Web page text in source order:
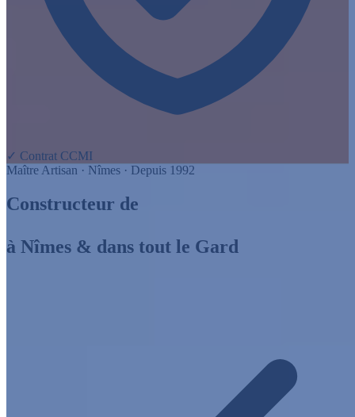
✓ Contrat CCMI
Maître Artisan · Nîmes · Depuis 1992
Constructeur de
à Nîmes & dans tout le Gard